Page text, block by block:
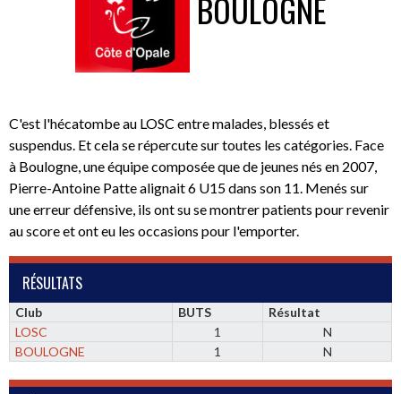
C'est l'hécatombe au LOSC entre malades, blessés et
suspendus. Et cela se répercute sur toutes les catégories. Face
à Boulogne, une équipe composée que de jeunes nés en 2007,
Pierre-Antoine Patte alignait 6 U15 dans son 11. Menés sur
une erreur défensive, ils ont su se montrer patients pour revenir
au score et ont eu les occasions pour l'emporter.
RÉSULTATS
Club BUTS
Résultat
LOSC
1
N
BOULOGNE
1 N